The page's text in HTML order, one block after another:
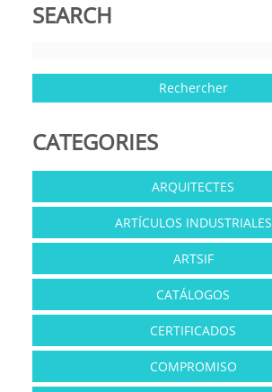
SEARCH
CATEGORIES
ARQUITECTES
ARTÍCULOS INDUSTRIALES
ARTSIF
CATÁLOGOS
CERTIFICADOS
COMPROMISO